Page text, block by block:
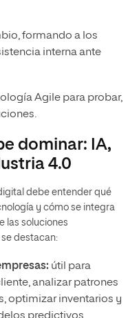
formando a los
interna ante
Agile para probar,
dominar: IA,
4.0
debe entender qué
y cómo se integra
las soluciones
destacan:
útil para
analizar patrones
optimizar inventarios y
predictivos.